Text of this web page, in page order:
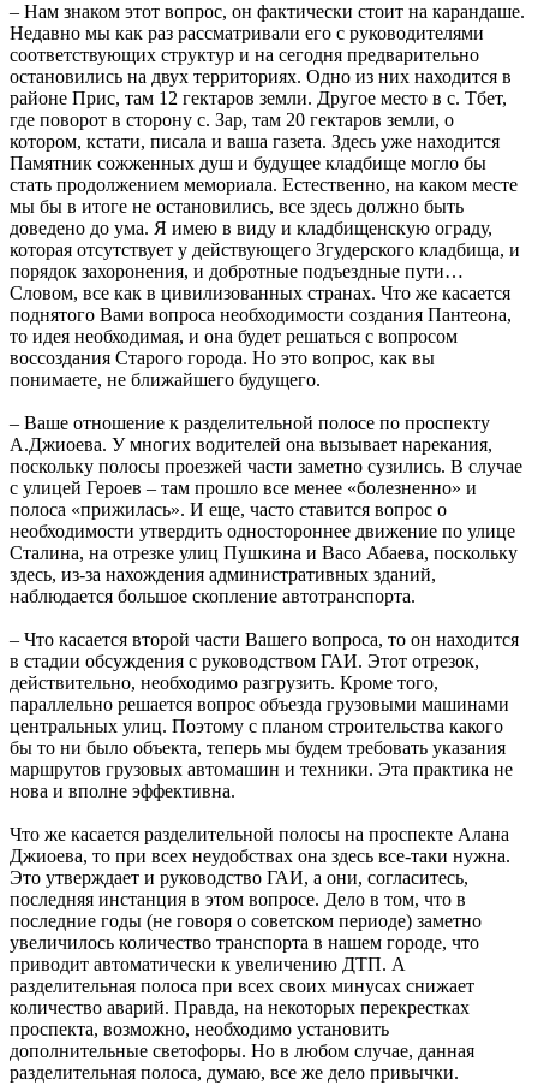
– Нам знаком этот вопрос, он фактически стоит на карандаше.
Недавно мы как раз рассматривали его с руководителями
соответствующих структур и на сегодня предварительно
остановились на двух территориях. Одно из них находится в
районе Прис, там 12 гектаров земли. Другое место в с. Тбет,
где поворот в сторону с. Зар, там 20 гектаров земли, о
котором, кстати, писала и ваша газета. Здесь уже находится
Памятник сожженных душ и будущее кладбище могло бы
стать продолжением мемориала. Естественно, на каком месте
мы бы в итоге не остановились, все здесь должно быть
доведено до ума. Я имею в виду и кладбищенскую ограду,
которая отсутствует у действующего Згудерского кладбища, и
порядок захоронения, и добротные подъездные пути…
Словом, все как в цивилизованных странах. Что же касается
поднятого Вами вопроса необходимости создания Пантеона,
то идея необходимая, и она будет решаться с вопросом
воссоздания Старого города. Но это вопрос, как вы
понимаете, не ближайшего будущего.
– Ваше отношение к разделительной полосе по проспекту
А.Джиоева. У многих водителей она вызывает нарекания,
поскольку полосы проезжей части заметно сузились. В случае
с улицей Героев – там прошло все менее «болезненно» и
полоса «прижилась». И еще, часто ставится вопрос о
необходимости утвердить одностороннее движение по улице
Сталина, на отрезке улиц Пушкина и Васо Абаева, поскольку
здесь, из-за нахождения административных зданий,
наблюдается большое скопление автотранспорта.
– Что касается второй части Вашего вопроса, то он находится
в стадии обсуждения с руководством ГАИ. Этот отрезок,
действительно, необходимо разгрузить. Кроме того,
параллельно решается вопрос объезда грузовыми машинами
центральных улиц. Поэтому с планом строительства какого
бы то ни было объекта, теперь мы будем требовать указания
маршрутов грузовых автомашин и техники. Эта практика не
нова и вполне эффективна.
Что же касается разделительной полосы на проспекте Алана
Джиоева, то при всех неудобствах она здесь все-таки нужна.
Это утверждает и руководство ГАИ, а они, согласитесь,
последняя инстанция в этом вопросе. Дело в том, что в
последние годы (не говоря о советском периоде) заметно
увеличилось количество транспорта в нашем городе, что
приводит автоматически к увеличению ДТП. А
разделительная полоса при всех своих минусах снижает
количество аварий. Правда, на некоторых перекрестках
проспекта, возможно, необходимо установить
дополнительные светофоры. Но в любом случае, данная
разделительная полоса, думаю, все же дело привычки.